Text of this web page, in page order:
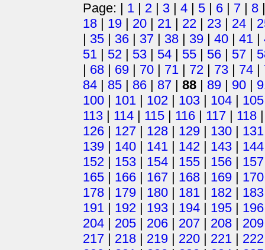
Page: | 1 | 2 | 3 | 4 | 5 | 6 | 7 | 8
18 | 19 | 20 | 21 | 22 | 23 | 24 |
| 35 | 36 | 37 | 38 | 39 | 40 | 41 |
51 | 52 | 53 | 54 | 55 | 56 | 57 |
| 68 | 69 | 70 | 71 | 72 | 73 | 74 |
84 | 85 | 86 | 87 | 88 | 89 | 90 |
100 | 101 | 102 | 103 | 104 | 105
113 | 114 | 115 | 116 | 117 | 118
126 | 127 | 128 | 129 | 130 | 131
139 | 140 | 141 | 142 | 143 | 144
152 | 153 | 154 | 155 | 156 | 157
165 | 166 | 167 | 168 | 169 | 170
178 | 179 | 180 | 181 | 182 | 183
191 | 192 | 193 | 194 | 195 | 196
204 | 205 | 206 | 207 | 208 | 209
217 | 218 | 219 | 220 | 221 | 222